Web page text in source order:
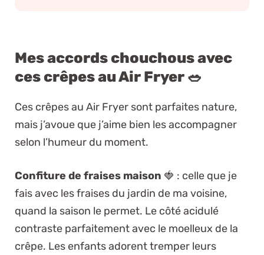
Mes accords chouchous avec
ces crêpes au Air Fryer 🥗
Ces crêpes au Air Fryer sont parfaites nature,
mais j’avoue que j’aime bien les accompagner
selon l’humeur du moment.
Confiture de fraises maison 🍓 : celle que je
fais avec les fraises du jardin de ma voisine,
quand la saison le permet. Le côté acidulé
contraste parfaitement avec le moelleux de la
crêpe. Les enfants adorent tremper leurs